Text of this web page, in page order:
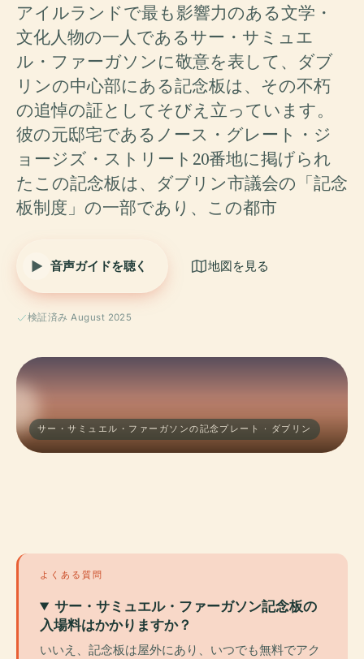
アイルランドで最も影響力のある文学・
文化人物の一人であるサー・サミュエ
ル・ファーガソンに敬意を表して、ダブ
リンの中心部にある記念板は、その不朽
の追悼の証としてそびえ立っています。
彼の元邸宅であるノース・グレート・ジ
ョージズ・ストリート20番地に掲げられ
たこの記念板は、ダブリン市議会の「記念
板制度」の一部であり、この都市
音声ガイドを聴く 地図を見る
検証済み August 2025
サー・サミュエル・ファーガソンの記念プレート · ダブリン
よくある質問
サー・サミュエル・ファーガソン記念板の
入場料はかかりますか？
いいえ、記念板は屋外にあり、いつでも無料でアク